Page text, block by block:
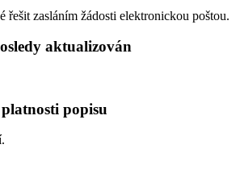
řešit zasláním žádosti elektronickou poštou.
aktualizován
popisu